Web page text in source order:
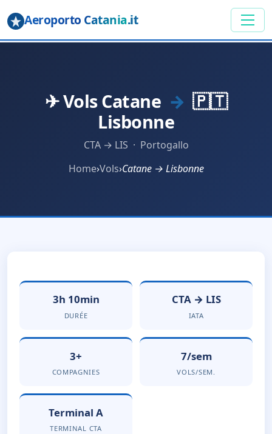
Aeroporto Catania.it
✈ Vols Catane → 🇵🇹
Lisbonne
CTA → LIS · Portogallo
Home›Vols›Catane → Lisbonne
3h 10min
DURÉE
CTA → LIS
IATA
3+
COMPAGNIES
7/sem
VOLS/SEM.
Terminal A
TERMINAL CTA